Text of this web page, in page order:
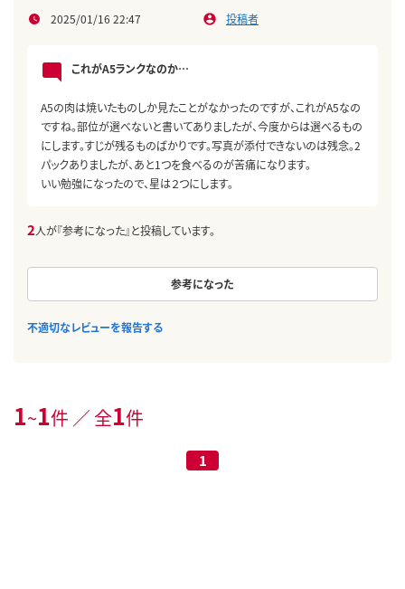
2025/01/16 22:47 投稿者
これがA5ランクなのか…
A5の肉は焼いたものしか見たことがなかったのですが、これがA5なの
ですね。部位が選べないと書いてありましたが、今度からは選べるもの
にします。すじが残るものばかりです。写真が添付できないのは残念。2
パックありましたが、あと1つを食べるのが苦痛になります。
いい勉強になったので、星は２つにします。
2人が『参考になった』と投稿しています。
参考になった
不適切なレビューを報告する
1~1件 ／ 全1件
1